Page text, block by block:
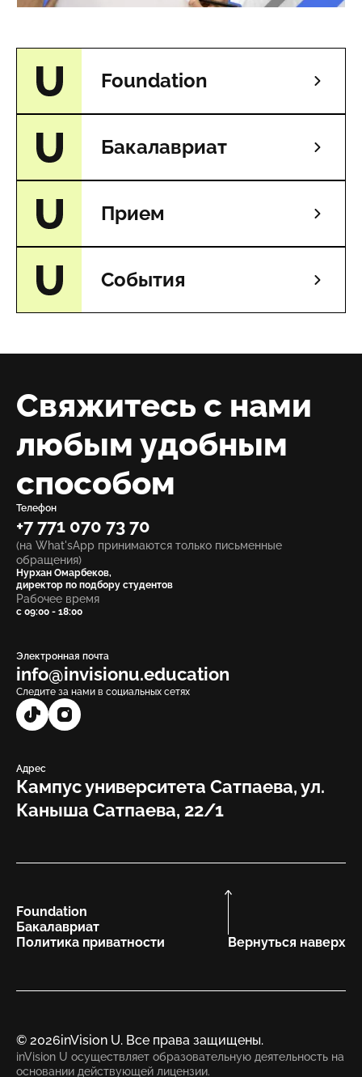
Foundation
Бакалавриат
Прием
События
Foundation
Бакалавриат
Политика приватности
Вернуться наверх
Свяжитесь с нами
любым удобным
способом
Телефон
+7 771 070 73 70
(на What'sApp принимаются только письменные
обращения)
Нурхан Омарбеков,
директор по подбору студентов
Рабочее время
с 09:00 - 18:00
Электронная почта
info@invisionu.education
Следите за нами в социальных сетях
Адрес
Кампус университета Сатпаева, ул.
Каныша Сатпаева, 22/1
© 2026inVision U. Все права защищены.
inVision U осуществляет образовательную деятельность на
основании действующей лицензии.